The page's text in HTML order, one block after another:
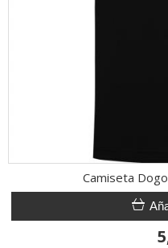
Camiseta